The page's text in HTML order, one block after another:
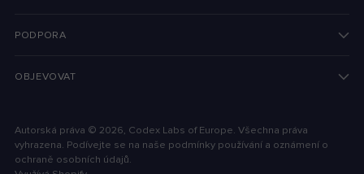
PODPORA
OBJEVOVAT
Autorská práva © 2026, Codex Labs of Europe. Všechna práva
vyhrazena. Podívejte se na naše podmínky používání a oznámení o
ochraně osobních údajů.